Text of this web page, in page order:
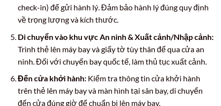
check-in) để gửi hành lý. Đảm bảo hành lý đúng quy định
về trọng lượng và kích thước.
Di chuyển vào khu vực An ninh & Xuất cảnh/Nhập cảnh:
Trình thẻ lên máy bay và giấy tờ tùy thân để qua cửa an
ninh. Đối với chuyến bay quốc tế, làm thủ tục xuất cảnh.
Đến cửa khởi hành:Kiểm tra thông tin cửa khởi hành
trên thẻ lên máy bay và màn hình tại sân bay, di chuyển
đến cửa đúng giờ để chuẩn bị lên máy bay.